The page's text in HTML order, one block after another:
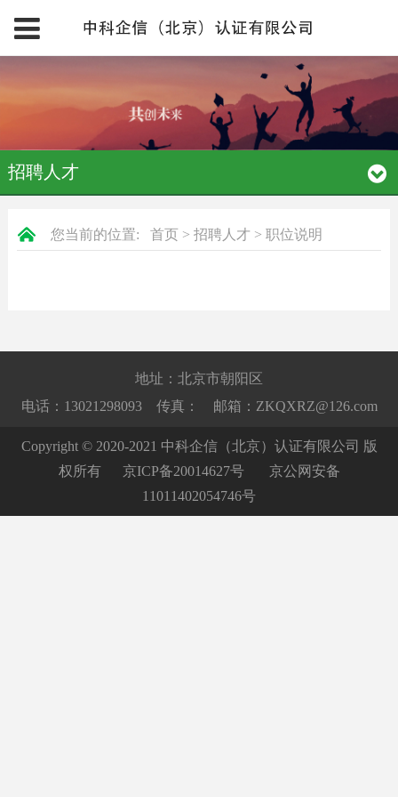
招聘人才
您当前的位置: 首页> 招聘人才 > 职位说明
地址：北京市朝阳区
电话：13021298093 传真： 邮箱：ZKQXRZ@126.com
Copyright © 2020-2021 中科企信（北京）认证有限公司 版
权所有 京ICP备20014627号
京公网安备
11011402054746号